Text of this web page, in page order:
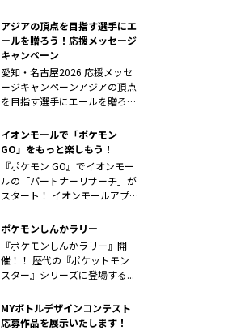
アジアの頂点を目指す選手にエ
ールを贈ろう！応援メッセージ
キャンペーン
愛知・名古屋2026 応援メッセ
ージキャンペーンアジアの頂点
を目指す選手にエールを贈ろ
イオンモールで「ポケモン
GO」をもっと楽しもう！
『ポケモン GO』でイオンモー
ルの「パートナーリサーチ」が
スタート！ イオンモールアプ
ポケモンしんかラリー
『ポケモンしんかラリー』開
催！！ 歴代の『ポケットモン
スター』シリーズに登場する...
MYボトルデザインコンテスト
応募作品を展示いたします！